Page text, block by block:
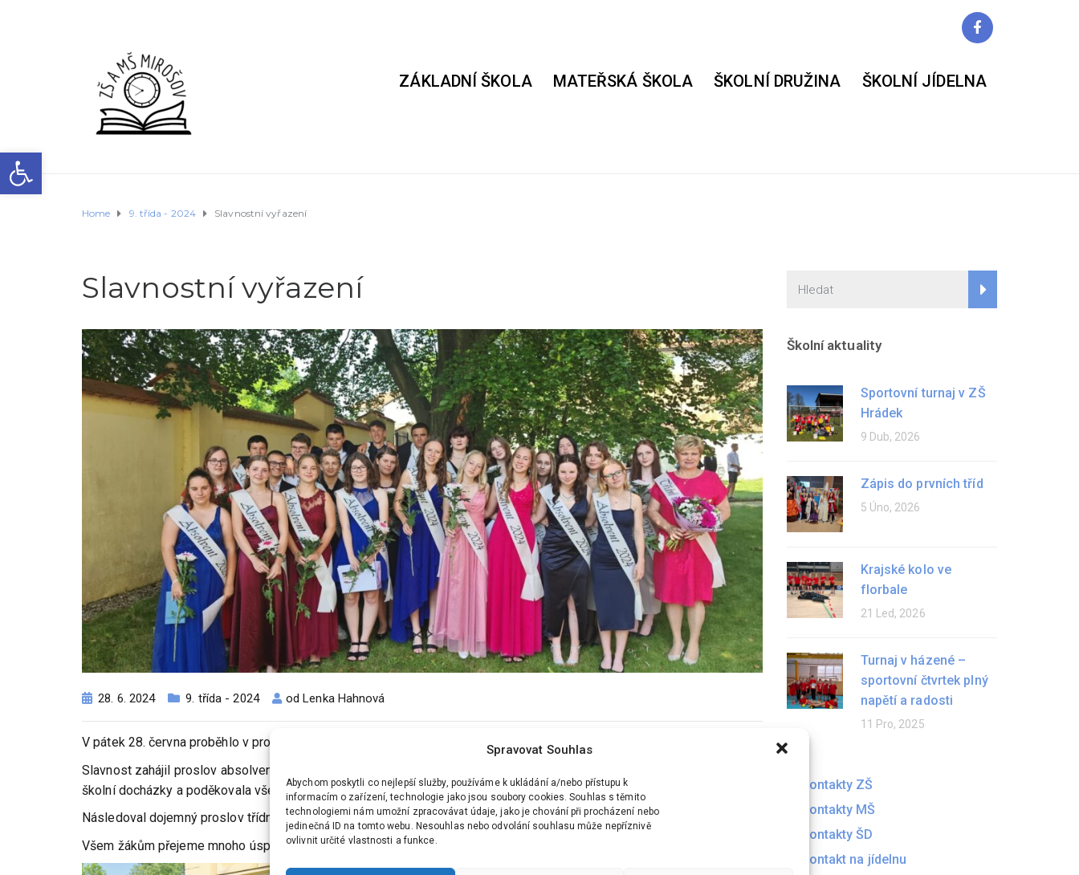
Open toolbar
Spravovat Souhlas
Abychom poskytli co nejlepší služby, používáme k ukládání a/nebo přístupu k
informacím o zařízení, technologie jako jsou soubory cookies. Souhlas s těmito
technologiemi nám umožní zpracovávat údaje, jako je chování při procházení nebo
jedinečná ID na tomto webu. Nesouhlas nebo odvolání souhlasu může nepříznivě
ovlivnit určité vlastnosti a funkce.
ZÁKLADNÍ ŠKOLA MATEŘSKÁ ŠKOLA ŠKOLNÍ DRUŽINA ŠKOLNÍ JÍDELNA
Home 9. třída - 2024 Slavnostní vyřazení
Slavnostní vyřazení
28. 6. 2024 9. třída - 2024 odLenka Hahnová
V pátek 28. června proběhlo v prostorách mirošovského zámeckého parku slavnostní vyřazení žáků 9. A.
Slavnost zahájil proslov absolventky Elišky Cinertové, která v úvodu zavzpomínala na uplynulých devět let povinné
školní docházky a poděkovala všem učitelům za pomoc při vzdělání.
Následoval dojemný proslov třídní učitelky , který vehnal všem žákům a rodičům slzy do tváří.
Všem žákům přejeme mnoho úspěchů na jejich cestě a věříme, že na svou základní školu budou s láskou vzpomínat.
Školní aktuality
Sportovní turnaj v ZŠ
Hrádek
9 Dub, 2026
Zápis do prvních tříd
5 Úno, 2026
Krajské kolo ve
florbale
21 Led, 2026
Turnaj v házené –
sportovní čtvrtek plný
napětí a radosti
11 Pro, 2025
Kontakty ZŠ
Kontakty MŠ
Kontakty ŠD
Kontakt na jídelnu